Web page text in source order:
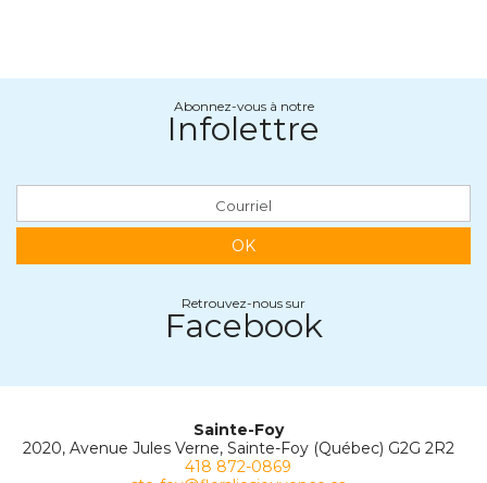
Abonnez-vous à notre
Infolettre
OK
Retrouvez-nous sur
Facebook
Sainte-Foy
2020, Avenue Jules Verne, Sainte-Foy (Québec) G2G 2R2
418 872-0869